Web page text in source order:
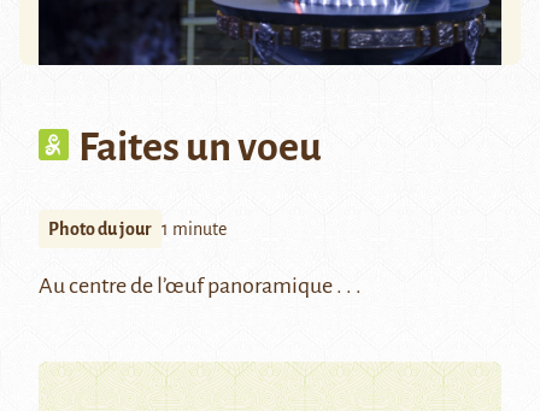
Faites un voeu
Photo du jour 1 minute
Au centre de l’œuf panoramique . . .